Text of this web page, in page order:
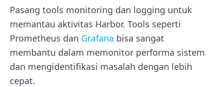
Pasang tools monitoring dan logging untuk
memantau aktivitas Harbor. Tools seperti
Prometheus dan Grafana bisa sangat
membantu dalam memonitor performa sistem
dan mengidentifikasi masalah dengan lebih
cepat.